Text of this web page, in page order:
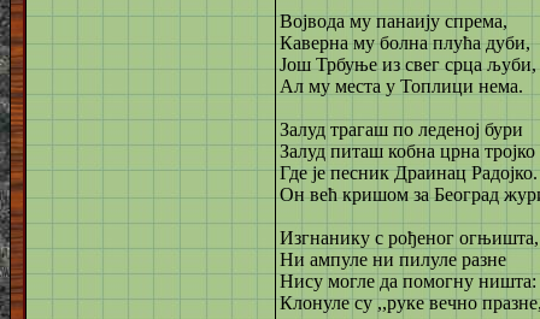
Војвода му панаију спрема,
Каверна му болна плућа дуби,
Још Трбуње из свег срца љуби,
Ал му места у Топлици нема.
Залуд трагаш по леденој бури
Залуд питаш кобна црна тројко
Где је песник Драинац Радојко.
Он већ кришом за Београд
Изгнанику с рођеног огњишта,
Ни ампуле ни пилуле разне
Нису могле да помогну ништа:
Клонуле су ,,руке вечно